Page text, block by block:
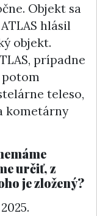
Objekt sa
hlásil
objekt.
prípadne
potom
teleso,
kometárny
určiť, z
je zložený?